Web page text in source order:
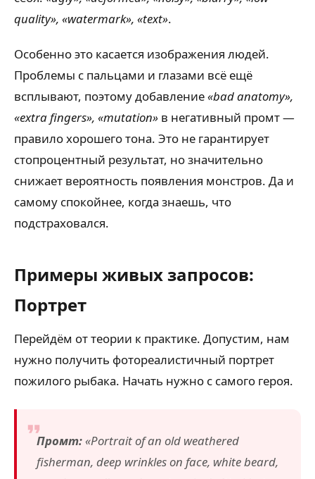
quality», «watermark», «text».
Особенно это касается изображения людей.
Проблемы с пальцами и глазами всё ещё
всплывают, поэтому добавление«bad anatomy»,
«extra fingers», «mutation» в негативный промт —
правило хорошего тона. Это не гарантирует
стопроцентный результат, но значительно
снижает вероятность появления монстров. Да и
самому спокойнее, когда знаешь, что
подстраховался.
Примеры живых запросов:
Портрет
Перейдём от теории к практике. Допустим, нам
нужно получить фотореалистичный портрет
пожилого рыбака. Начать нужно с самого героя.
Промт:«Portrait of an old weathered
fisherman, deep wrinkles on face, white beard,